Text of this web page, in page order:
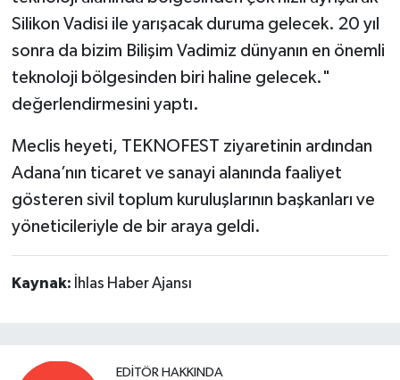
Silikon Vadisi ile yarışacak duruma gelecek. 20 yıl
sonra da bizim Bilişim Vadimiz dünyanın en önemli
teknoloji bölgesinden biri haline gelecek."
değerlendirmesini yaptı.
Meclis heyeti, TEKNOFEST ziyaretinin ardından
Adana’nın ticaret ve sanayi alanında faaliyet
gösteren sivil toplum kuruluşlarının başkanları ve
yöneticileriyle de bir araya geldi.
Kaynak: İhlas Haber Ajansı
EDITÖR HAKKINDA